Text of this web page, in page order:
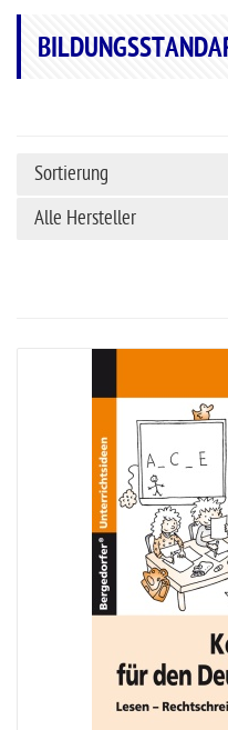
Sortierung
Alle Hersteller